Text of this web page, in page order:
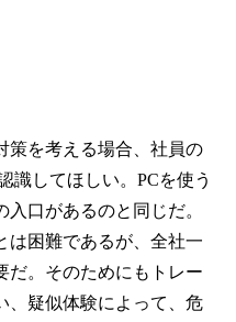
策を考える場合、社員の
識してほしい。PCを使う
口があるのと同じだ。
は困難であるが、全社一
だ。そのためにもトレー
、疑似体験によって、危